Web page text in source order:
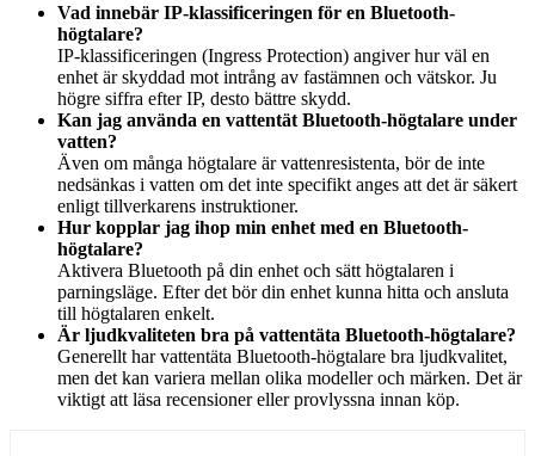
Vad innebär IP-klassificeringen för en Bluetooth-
högtalare?
IP-klassificeringen (Ingress Protection) angiver hur väl en
enhet är skyddad mot intrång av fastämnen och vätskor. Ju
högre siffra efter IP, desto bättre skydd.
Kan jag använda en vattentät Bluetooth-högtalare under
vatten?
Även om många högtalare är vattenresistenta, bör de inte
nedsänkas i vatten om det inte specifikt anges att det är säkert
enligt tillverkarens instruktioner.
Hur kopplar jag ihop min enhet med en Bluetooth-
högtalare?
Aktivera Bluetooth på din enhet och sätt högtalaren i
parningsläge. Efter det bör din enhet kunna hitta och ansluta
till högtalaren enkelt.
Är ljudkvaliteten bra på vattentäta Bluetooth-högtalare?
Generellt har vattentäta Bluetooth-högtalare bra ljudkvalitet,
men det kan variera mellan olika modeller och märken. Det är
viktigt att läsa recensioner eller provlyssna innan köp.